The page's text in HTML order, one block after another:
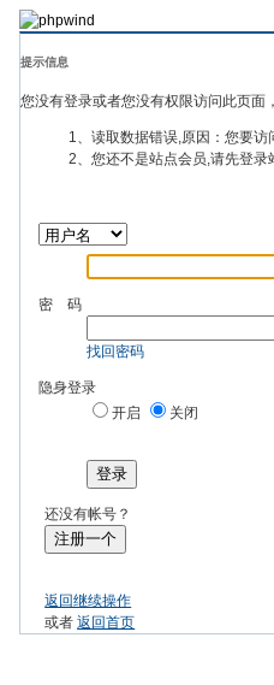
提示信息
您没有登录或者您没有权限访问此页面
1、读取数据错误,原因：您要
2、您还不是站点会员,请先登录
密 码
找回密码
隐身登录
开启
关闭
登录
还没有帐号？
注册一个
返回继续操作
或者返回首页